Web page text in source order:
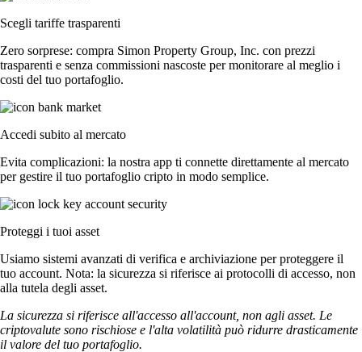
Scegli tariffe trasparenti
Zero sorprese: compra Simon Property Group, Inc. con prezzi
trasparenti e senza commissioni nascoste per monitorare al meglio i
costi del tuo portafoglio.
Accedi subito al mercato
Evita complicazioni: la nostra app ti connette direttamente al mercato
per gestire il tuo portafoglio cripto in modo semplice.
Proteggi i tuoi asset
Usiamo sistemi avanzati di verifica e archiviazione per proteggere il
tuo account. Nota: la sicurezza si riferisce ai protocolli di accesso, non
alla tutela degli asset.
La sicurezza si riferisce all'accesso all'account, non agli asset. Le
criptovalute sono rischiose e l'alta volatilità può ridurre drasticamente
il valore del tuo portafoglio.